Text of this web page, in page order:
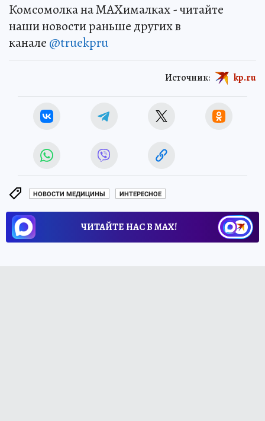
Комсомолка на MAXималках - читайте
наши новости раньше других в
канале @truekpru
Источник: kp.ru
НОВОСТИ МЕДИЦИНЫ ИНТЕРЕСНОЕ
ЧИТАЙТЕ НАС В МАХ!